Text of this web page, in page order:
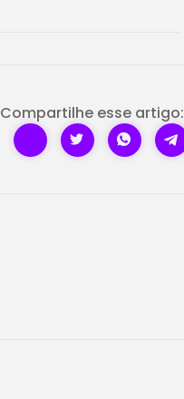
Compartilhe esse artigo: